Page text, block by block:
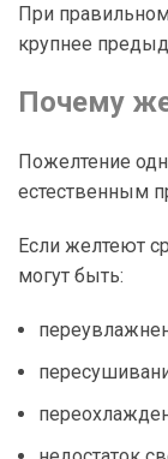
При
крупнее
Почему
Пожелтение
естественным
Если желтеют
могут быть: